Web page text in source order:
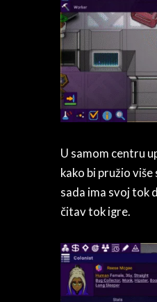
U samom centru
kako bi pružio
sada ima svoj tok
čitav tok igre.